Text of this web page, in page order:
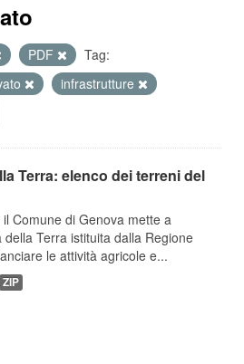
PDF
Tag:
infrastrutture
Terra: elenco dei terreni del
Comune di Genova mette a
Terra istituita dalla Regione
le attività agricole e...
ZIP